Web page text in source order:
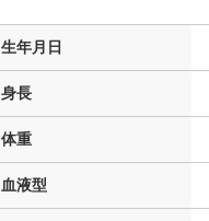
生年月日
身長
体重
血液型